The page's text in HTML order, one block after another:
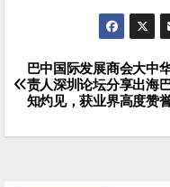
文
章
巴中国际发展商会大中
责人深圳论坛分享出海
知灼见，获业界高度赞